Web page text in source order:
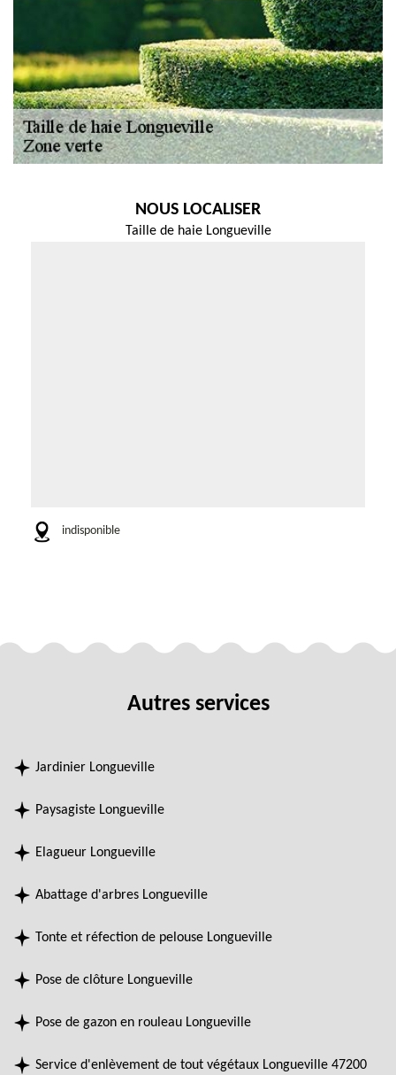
NOUS LOCALISER
Taille de haie Longueville
indisponible
Autres services
Jardinier Longueville
Paysagiste Longueville
Elagueur Longueville
Abattage d'arbres Longueville
Tonte et réfection de pelouse Longueville
Pose de clôture Longueville
Pose de gazon en rouleau Longueville
Service d'enlèvement de tout végétaux Longueville 47200